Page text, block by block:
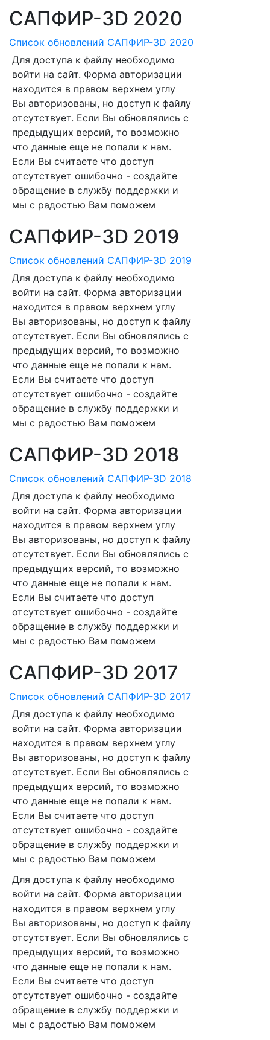
САПФИР-3D 2020
Список обновлений САПФИР-3D 2020
Для доступа к файлу необходимо
войти на сайт. Форма авторизации
находится в правом верхнем углу
Вы авторизованы, но доступ к файлу
отсутствует. Если Вы обновлялись с
предыдущих версий, то возможно
что данные еще не попали к нам.
Если Вы считаете что доступ
отсутствует ошибочно - создайте
обращение в службу поддержки и
мы с радостью Вам поможем
САПФИР-3D 2019
Список обновлений САПФИР-3D 2019
Для доступа к файлу необходимо
войти на сайт. Форма авторизации
находится в правом верхнем углу
Вы авторизованы, но доступ к файлу
отсутствует. Если Вы обновлялись с
предыдущих версий, то возможно
что данные еще не попали к нам.
Если Вы считаете что доступ
отсутствует ошибочно - создайте
обращение в службу поддержки и
мы с радостью Вам поможем
САПФИР-3D 2018
Список обновлений САПФИР-3D 2018
Для доступа к файлу необходимо
войти на сайт. Форма авторизации
находится в правом верхнем углу
Вы авторизованы, но доступ к файлу
отсутствует. Если Вы обновлялись с
предыдущих версий, то возможно
что данные еще не попали к нам.
Если Вы считаете что доступ
отсутствует ошибочно - создайте
обращение в службу поддержки и
мы с радостью Вам поможем
САПФИР-3D 2017
Список обновлений САПФИР-3D 2017
Для доступа к файлу необходимо
войти на сайт. Форма авторизации
находится в правом верхнем углу
Вы авторизованы, но доступ к файлу
отсутствует. Если Вы обновлялись с
предыдущих версий, то возможно
что данные еще не попали к нам.
Если Вы считаете что доступ
отсутствует ошибочно - создайте
обращение в службу поддержки и
мы с радостью Вам поможем
Для доступа к файлу необходимо
войти на сайт. Форма авторизации
находится в правом верхнем углу
Вы авторизованы, но доступ к файлу
отсутствует. Если Вы обновлялись с
предыдущих версий, то возможно
что данные еще не попали к нам.
Если Вы считаете что доступ
отсутствует ошибочно - создайте
обращение в службу поддержки и
мы с радостью Вам поможем